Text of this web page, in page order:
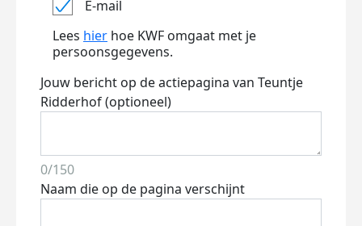
E-mail
Lees hier hoe KWF omgaat met je
persoonsgegevens.
Jouw bericht op de actiepagina van Teuntje
Ridderhof (optioneel)
0/150
Naam die op de pagina verschijnt